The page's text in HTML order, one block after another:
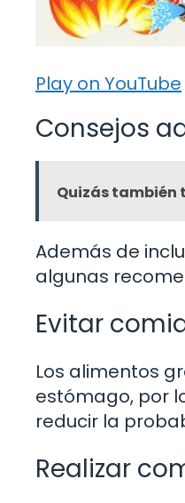
Play on YouTube
Consejos
Quizás también
Además de
algunas
Evitar
Los alimentos
estómago, por
reducir la
Realizar